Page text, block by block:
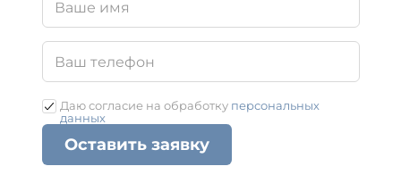
Даю согласие на обработку персональных
данных
Оставить заявку